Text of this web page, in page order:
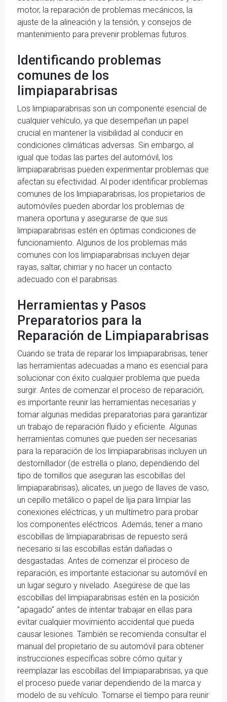
motor, la reparación de problemas mecánicos, la
ajuste de la alineación y la tensión, y consejos de
mantenimiento para prevenir problemas futuros.
Identificando problemas
comunes de los
limpiaparabrisas
Los limpiaparabrisas son un componente esencial de
cualquier vehículo, ya que desempeñan un papel
crucial en mantener la visibilidad al conducir en
condiciones climáticas adversas. Sin embargo, al
igual que todas las partes del automóvil, los
limpiaparabrisas pueden experimentar problemas que
afectan su efectividad. Al poder identificar problemas
comunes de los limpiaparabrisas, los propietarios de
automóviles pueden abordar los problemas de
manera oportuna y asegurarse de que sus
limpiaparabrisas estén en óptimas condiciones de
funcionamiento. Algunos de los problemas más
comunes con los limpiaparabrisas incluyen dejar
rayas, saltar, chirriar y no hacer un contacto
adecuado con el parabrisas.
Herramientas y Pasos
Preparatorios para la
Reparación de Limpiaparabrisas
Cuando se trata de reparar los limpiaparabrisas, tener
las herramientas adecuadas a mano es esencial para
solucionar con éxito cualquier problema que pueda
surgir. Antes de comenzar el proceso de reparación,
es importante reunir las herramientas necesarias y
tomar algunas medidas preparatorias para garantizar
un trabajo de reparación fluido y eficiente. Algunas
herramientas comunes que pueden ser necesarias
para la reparación de los limpiaparabrisas incluyen un
destornillador (de estrella o plano, dependiendo del
tipo de tornillos que aseguran las escobillas del
limpiaparabrisas), alicates, un juego de llaves de vaso,
un cepillo metálico o papel de lija para limpiar las
conexiones eléctricas, y un multímetro para probar
los componentes eléctricos. Además, tener a mano
escobillas de limpiaparabrisas de repuesto será
necesario si las escobillas están dañadas o
desgastadas. Antes de comenzar el proceso de
reparación, es importante estacionar su automóvil en
un lugar seguro y nivelado. Asegúrese de que las
escobillas del limpiaparabrisas estén en la posición
"apagado" antes de intentar trabajar en ellas para
evitar cualquier movimiento accidental que pueda
causar lesiones. También se recomienda consultar el
manual del propietario de su automóvil para obtener
instrucciones específicas sobre cómo quitar y
reemplazar las escobillas del limpiaparabrisas, ya que
el proceso puede variar dependiendo de la marca y
modelo de su vehículo. Tomarse el tiempo para reunir